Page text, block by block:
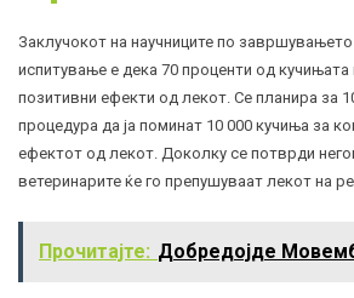
Заклучокот на научниците по
испитување е дека 70 проценти од
позитивни ефекти од лекот. Се планира за
процедура да ја поминат 10 000 кучиња за
ефектот од лекот. Доколку се потврди
ветеринарите ќе го препушуваат лекот на
Прочитајте: Добредојде